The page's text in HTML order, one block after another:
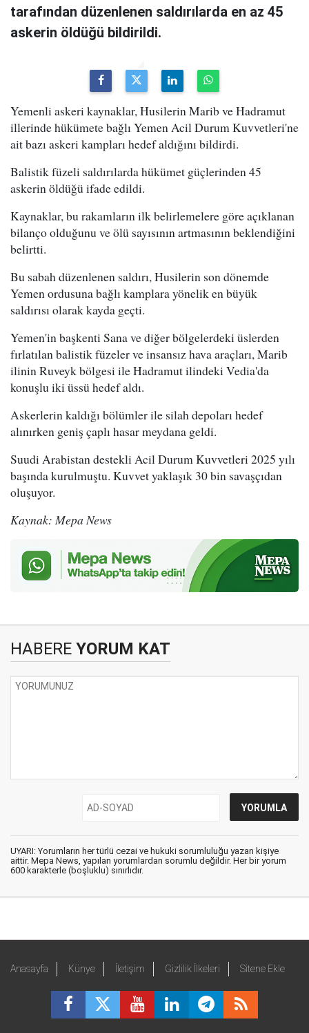
tarafından düzenlenen saldırılarda en az 45
askerin öldüğü bildirildi.
Yemenli askeri kaynaklar, Husilerin Marib ve Hadramut
illerinde hükümete bağlı Yemen Acil Durum Kuvvetleri'ne
ait bazı askeri kampları hedef aldığını bildirdi.
Balistik füzeli saldırılarda hükümet güçlerinden 45
askerin öldüğü ifade edildi.
Kaynaklar, bu rakamların ilk belirlemelere göre açıklanan
bilanço olduğunu ve ölü sayısının artmasının beklendiğini
belirtti.
Bu sabah düzenlenen saldırı, Husilerin son dönemde
Yemen ordusuna bağlı kamplara yönelik en büyük
saldırısı olarak kayda geçti.
Yemen'in başkenti Sana ve diğer bölgelerdeki üslerden
fırlatılan balistik füzeler ve insansız hava araçları, Marib
ilinin Ruveyk bölgesi ile Hadramut ilindeki Vedia'da
konuşlu iki üssü hedef aldı.
Askerlerin kaldığı bölümler ile silah depoları hedef
alınırken geniş çaplı hasar meydana geldi.
Suudi Arabistan destekli Acil Durum Kuvvetleri 2025 yılı
başında kurulmuştu. Kuvvet yaklaşık 30 bin savaşçıdan
oluşuyor.
Kaynak: Mepa News
HABERE YORUM KAT
UYARI: Yorumların her türlü cezai ve hukuki sorumluluğu yazan kişiye
aittir. Mepa News, yapılan yorumlardan sorumlu değildir. Her bir yorum
600 karakterle (boşluklu) sınırlıdır.
Anasayfa Künye İletişim Gizlilik İlkeleri Sitene Ekle